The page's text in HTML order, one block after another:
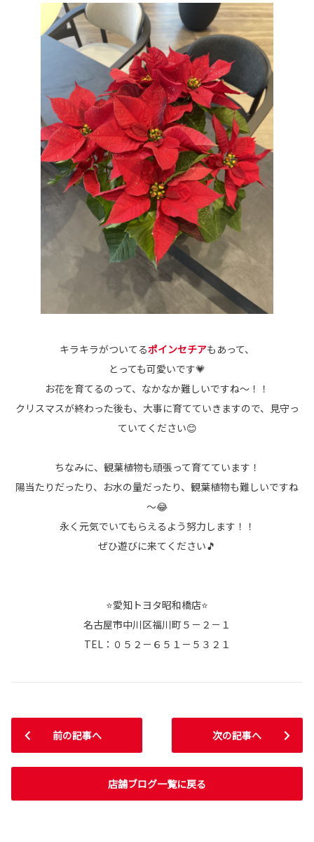
キラキラがついてるポインセチアもあって、
とっても可愛いです💗
お花を育てるのって、なかなか難しいですね～！！
クリスマスが終わった後も、大事に育てていきますので、見守っ
ていてください😊
ちなみに、観葉植物も頑張って育てています！
陽当たりだったり、お水の量だったり、観葉植物も難しいですね
～😂
永く元気でいてもらえるよう努力します！！
ぜひ遊びに来てください🎵
⭐愛知トヨタ昭和橋店⭐
名古屋市中川区福川町５－２－１
TEL：０５２－６５１－５３２１
前の記事へ
店舗ブログ一覧に戻る
次の記事へ